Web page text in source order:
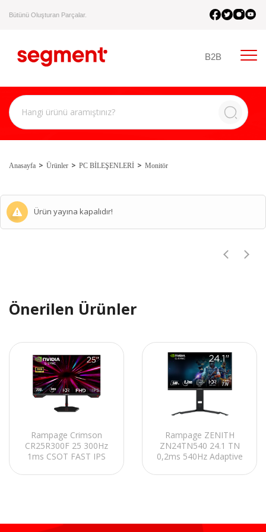
Bütünü Oluşturan Parçalar.
B2B
Anasayfa Ürünler PC BİLEŞENLERİ Monitör
Ürün yayına kapalıdır!
Önerilen Ürünler
Rampage Crimson
CR25R300F 25 300Hz
1ms CSOT FAST IPS
PC Flat Oyuncu
Rampage ZENITH
ZN24TN540 24.1 TN
0,2ms 540Hz Adaptive
Oyuncu Monitörü